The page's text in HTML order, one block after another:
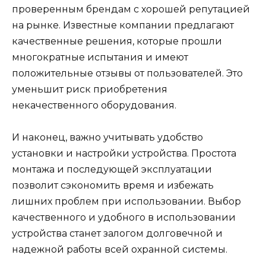
проверенным брендам с хорошей репутацией
на рынке. Известные компании предлагают
качественные решения, которые прошли
многократные испытания и имеют
положительные отзывы от пользователей. Это
уменьшит риск приобретения
некачественного оборудования.
И наконец, важно учитывать удобство
установки и настройки устройства. Простота
монтажа и последующей эксплуатации
позволит сэкономить время и избежать
лишних проблем при использовании. Выбор
качественного и удобного в использовании
устройства станет залогом долговечной и
надежной работы всей охранной системы.